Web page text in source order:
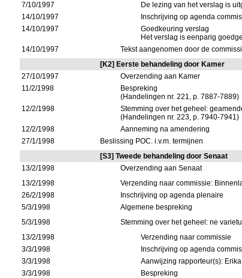
7/10/1997
De lezing van het verslag is
14/10/1997
Inschrijving op agenda
14/10/1997
Goedkeuring verslag
Het verslag is eenparig
14/10/1997 Tekst aangenomen door de
[K2] Eerste behandeling door Kamer
27/10/1997
Overzending aan Kamer
11/2/1998
Bespreking
(Handelingen nr. 221, p. 7887-7889)
12/2/1998
Stemming over het geheel:
(Handelingen nr. 223, p. 7940-7941)
12/2/1998
Aanneming na amendering
27/1/1998
Beslissing POC. i.v.m. termijnen
[S3] Tweede behandeling door Senaat
13/2/1998
Overzending aan Senaat
13/2/1998
Verzending naar commissie:
26/2/1998
Inschrijving op agenda plenaire
5/3/1998
Algemene bespreking
5/3/1998
Stemming over het geheel: ne
13/2/1998
Verzending naar commissie
3/3/1998
Inschrijving op agenda
3/3/1998
Aanwijzing rapporteur(s):
3/3/1998
Bespreking